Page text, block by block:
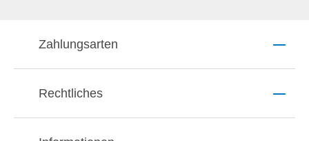
Zahlungsarten
Rechtliches